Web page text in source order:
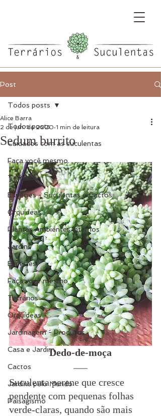
Post
Todos posts
Cuidados com as suculentas
Faça você mesmo
Terrários
Espécies - Suculentas e Cactos
Orquídeas
Plantas Ambientes Internos
Jardins
Espécies
Faça você mesmo
Terrários
Orquídeas
Jardinagem - Produtos
Casa e Jardim
Cactos
Jardins pelo Mundo
Paisagismo
Todos posts
Sedum burrito
Alice Barra
2 de jun. de 2020 1 min de leitura
Dedo-de-moça
Suculenta perene que cresce
pendente com pequenas folhas
verde-claras, quando são mais